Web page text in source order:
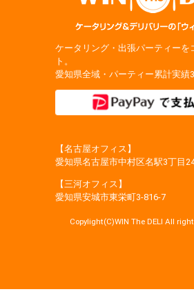
ケータリング・出張パーティーを
ト。
愛知県全域・パーティー累計実績
【名古屋オフィス】
愛知県名古屋市中村区名駅3丁目
【三河オフィス】
愛知県安城市東栄町3‐816‐7
Copylight(C)WIN The DELI All